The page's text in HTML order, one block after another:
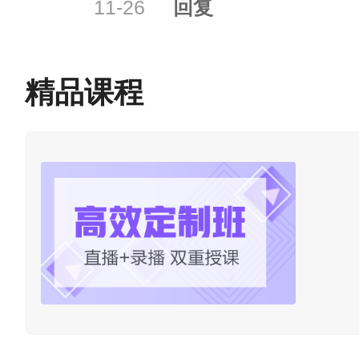
年度报考时无需再注册，请
（3）考生注册后忘记密码的
考试管理机构。
（4）注册后的姓名、证件类
删除注册信息须知》（
11-26 回复
精品课程